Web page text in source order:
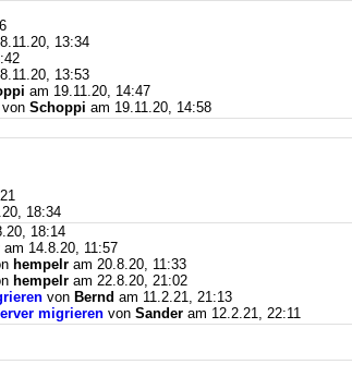
13:34
13:53
am 19.11.20, 14:47
von Schoppi am 19.11.20, 14:58
18:34
18:14
am 14.8.20, 11:57
hempelr am 20.8.20, 11:33
hempelr am 22.8.20, 21:02
von Bernd am 11.2.21, 21:13
migrieren von Sander am 12.2.21, 22:11